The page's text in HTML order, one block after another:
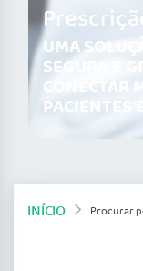
UMA
SEGURA E
CONECTAR
PACIENTES
INÍCIO Procurar